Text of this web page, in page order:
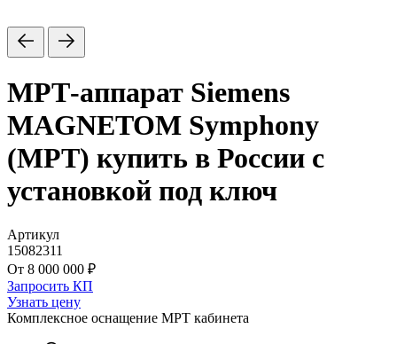
МРТ-аппарат Siemens
MAGNETOM Symphony
(МРТ) купить в России с
установкой под ключ
Артикул
15082311
От 8 000 000 ₽
Запросить КП
Узнать цену
Комплексное оснащение МРТ кабинета